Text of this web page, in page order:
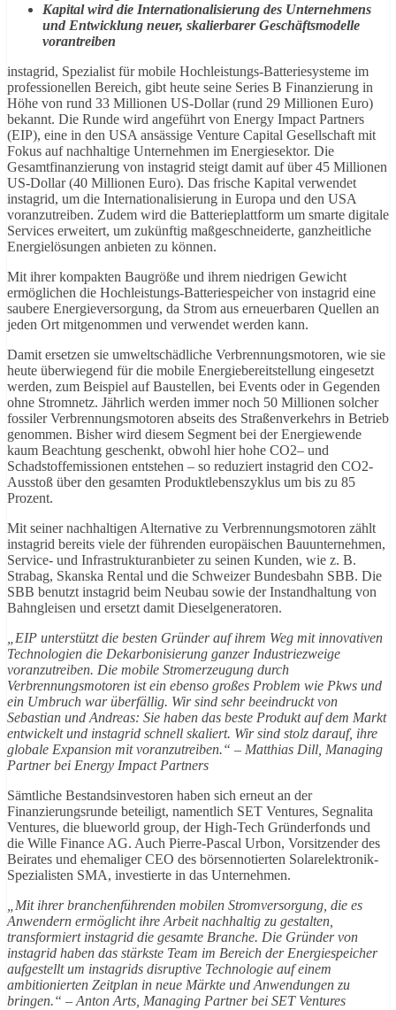
Kapital wird die Internationalisierung des Unternehmens
und Entwicklung neuer, skalierbarer Geschäftsmodelle
vorantreiben
instagrid, Spezialist für mobile Hochleistungs-Batteriesysteme im
professionellen Bereich, gibt heute seine Series B Finanzierung in
Höhe von rund 33 Millionen US-Dollar (rund 29 Millionen Euro)
bekannt. Die Runde wird angeführt von Energy Impact Partners
(EIP), eine in den USA ansässige Venture Capital Gesellschaft mit
Fokus auf nachhaltige Unternehmen im Energiesektor. Die
Gesamtfinanzierung von instagrid steigt damit auf über 45 Millionen
US-Dollar (40 Millionen Euro). Das frische Kapital verwendet
instagrid, um die Internationalisierung in Europa und den USA
voranzutreiben. Zudem wird die Batterieplattform um smarte digitale
Services erweitert, um zukünftig maßgeschneiderte, ganzheitliche
Energielösungen anbieten zu können.
Mit ihrer kompakten Baugröße und ihrem niedrigen Gewicht
ermöglichen die Hochleistungs-Batteriespeicher von instagrid eine
saubere Energieversorgung, da Strom aus erneuerbaren Quellen an
jeden Ort mitgenommen und verwendet werden kann.
Damit ersetzen sie umweltschädliche Verbrennungsmotoren, wie sie
heute überwiegend für die mobile Energiebereitstellung eingesetzt
werden, zum Beispiel auf Baustellen, bei Events oder in Gegenden
ohne Stromnetz. Jährlich werden immer noch 50 Millionen solcher
fossiler Verbrennungsmotoren abseits des Straßenverkehrs in Betrieb
genommen. Bisher wird diesem Segment bei der Energiewende
kaum Beachtung geschenkt, obwohl hier hohe CO2– und
Schadstoffemissionen entstehen – so reduziert instagrid den CO2-
Ausstoß über den gesamten Produktlebenszyklus um bis zu 85
Prozent.
Mit seiner nachhaltigen Alternative zu Verbrennungsmotoren zählt
instagrid bereits viele der führenden europäischen Bauunternehmen,
Service- und Infrastrukturanbieter zu seinen Kunden, wie z. B.
Strabag, Skanska Rental und die Schweizer Bundesbahn SBB. Die
SBB benutzt instagrid beim Neubau sowie der Instandhaltung von
Bahngleisen und ersetzt damit Dieselgeneratoren.
„EIP unterstützt die besten Gründer auf ihrem Weg mit innovativen
Technologien die Dekarbonisierung ganzer Industriezweige
voranzutreiben. Die mobile Stromerzeugung durch
Verbrennungsmotoren ist ein ebenso großes Problem wie Pkws und
ein Umbruch war überfällig. Wir sind sehr beeindruckt von
Sebastian und Andreas: Sie haben das beste Produkt auf dem Markt
entwickelt und instagrid schnell skaliert. Wir sind stolz darauf, ihre
globale Expansion mit voranzutreiben.“ – Matthias Dill, Managing
Partner bei Energy Impact Partners
Sämtliche Bestandsinvestoren haben sich erneut an der
Finanzierungsrunde beteiligt, namentlich SET Ventures, Segnalita
Ventures, die blueworld group, der High-Tech Gründerfonds und
die Wille Finance AG. Auch Pierre-Pascal Urbon, Vorsitzender des
Beirates und ehemaliger CEO des börsennotierten Solarelektronik-
Spezialisten SMA, investierte in das Unternehmen.
„Mit ihrer branchenführenden mobilen Stromversorgung, die es
Anwendern ermöglicht ihre Arbeit nachhaltig zu gestalten,
transformiert instagrid die gesamte Branche. Die Gründer von
instagrid haben das stärkste Team im Bereich der Energiespeicher
aufgestellt um instagrids disruptive Technologie auf einem
ambitionierten Zeitplan in neue Märkte und Anwendungen zu
bringen.“ – Anton Arts, Managing Partner bei SET Ventures